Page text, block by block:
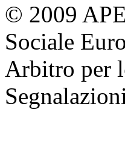
© 2009
Sociale
Arbitro per